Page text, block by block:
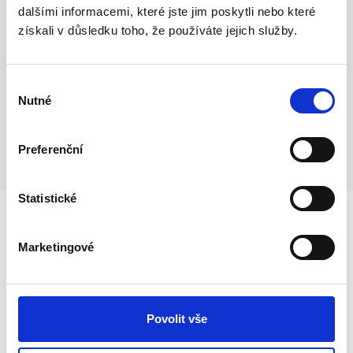
dalšími informacemi, které jste jim poskytli nebo které
získali v důsledku toho, že používáte jejich služby.
souhlasu
Nutné
Preferenční
Statistické
Marketingové
Povolit vše
Brauchen Sie Rat?